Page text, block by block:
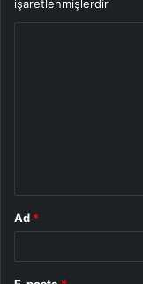
işaretlenmişlerdir
Ad *